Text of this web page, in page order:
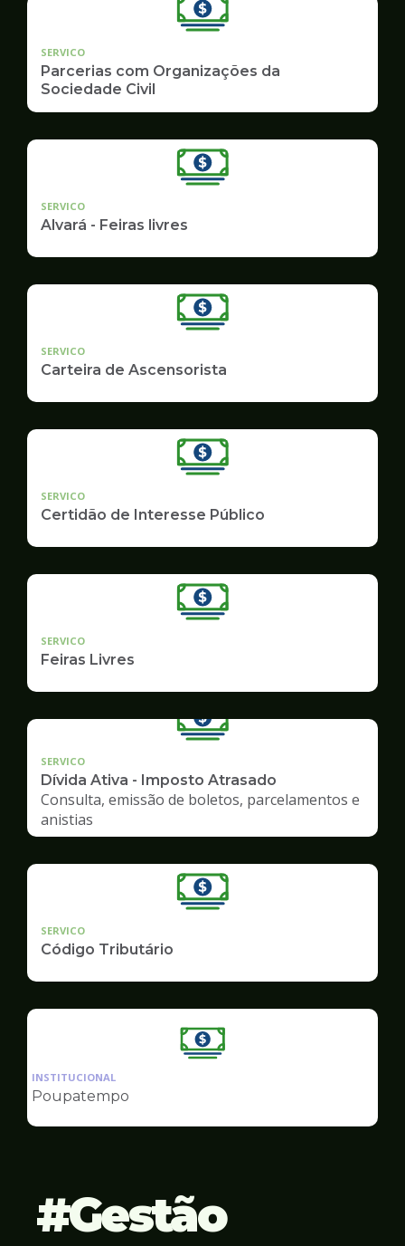
SERVICO
Parcerias com Organizações da
Sociedade Civil
SERVICO
Alvará - Feiras livres
SERVICO
Carteira de Ascensorista
SERVICO
Certidão de Interesse Público
SERVICO
Feiras Livres
SERVICO
Dívida Ativa - Imposto Atrasado
Consulta, emissão de boletos, parcelamentos e
anistias
SERVICO
Código Tributário
Ilustração
Finanças
INSTITUCIONAL
Poupatempo
Gestão